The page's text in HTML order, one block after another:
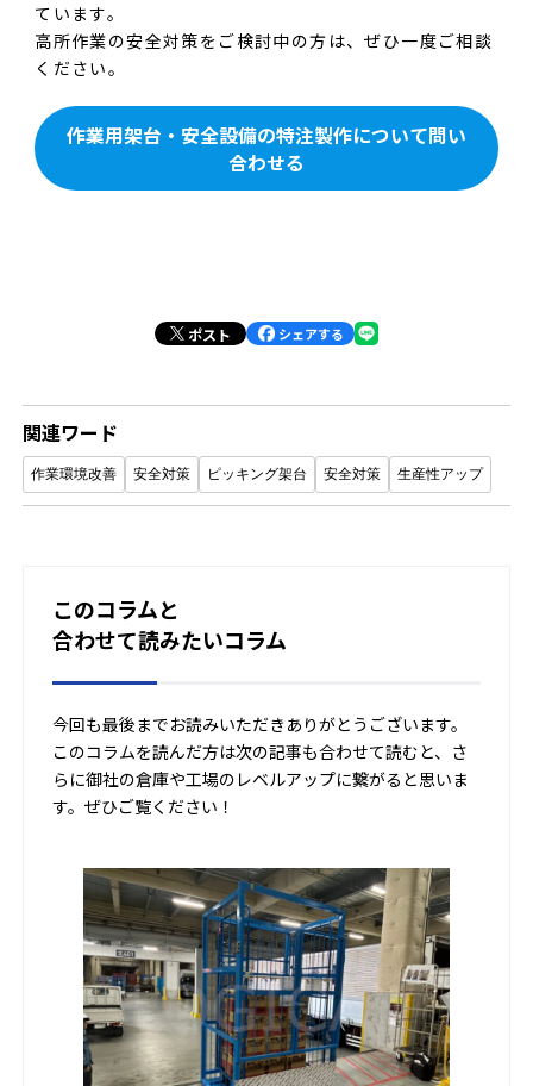
ています。
高所作業の安全対策をご検討中の方は、ぜひ一度ご相談
ください。
作業用架台・安全設備の特注製作について問い
合わせる
ポスト シェアする
関連ワード
作業環境改善 安全対策 ピッキング架台 安全対策 生産性アップ
このコラムと
合わせて読みたいコラム
今回も最後までお読みいただきありがとうございます。
このコラムを読んだ方は次の記事も合わせて読むと、さ
らに御社の倉庫や工場のレベルアップに繋がると思いま
す。ぜひご覧ください！